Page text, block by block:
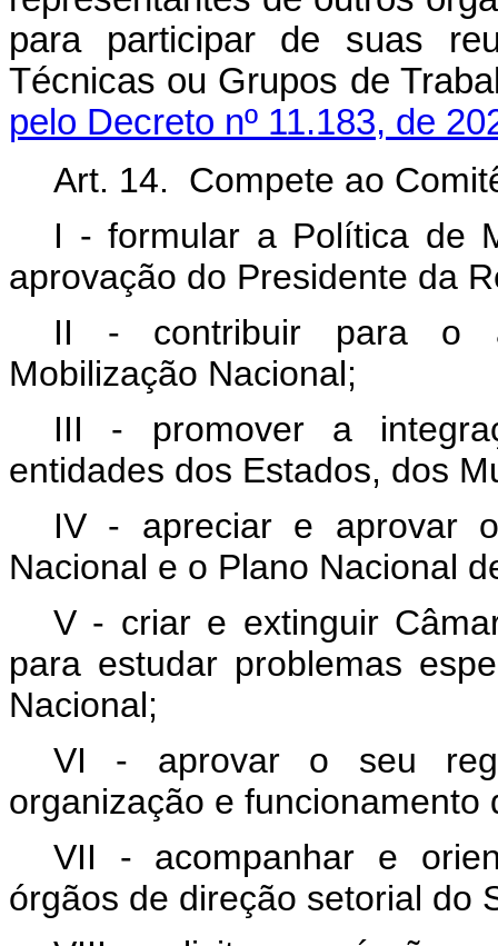
para participar de suas
Técnicas ou Grupos de
pelo Decreto nº 11.183, de
Art. 14. Compete ao
I - formular a Política de
aprovação do Presidente da
II - contribuir para o
Mobilização Nacional;
III - promover a
entidades dos Estados, dos
IV - apreciar e aprovar
Nacional e o Plano Nacional
V - criar e extinguir
para estudar problemas
Nacional;
VI - aprovar o seu
organização e funcionamento
VII - acompanhar e
órgãos de direção setorial do